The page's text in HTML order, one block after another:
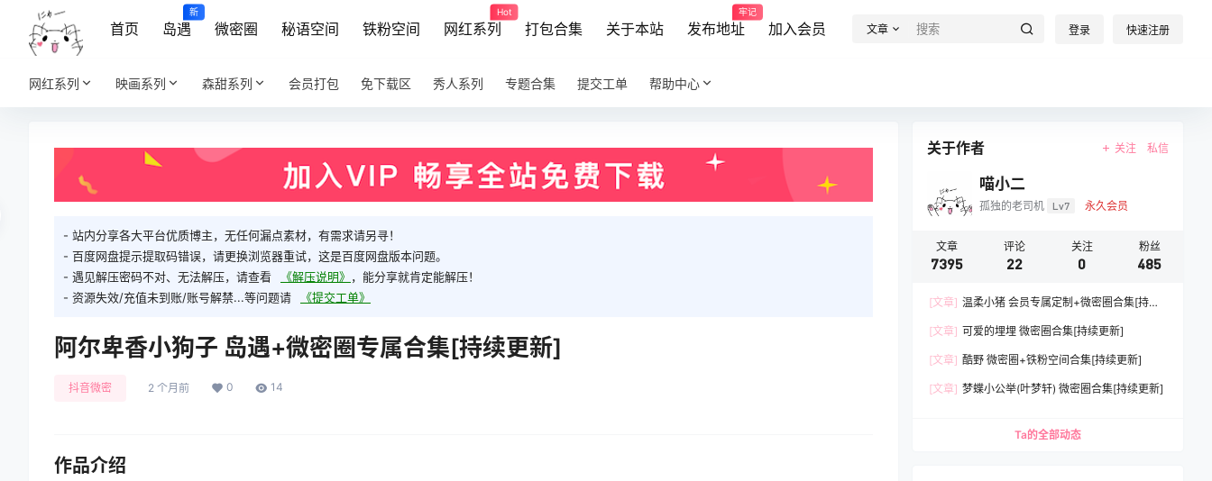
首页 岛遇
新
微密圈 秘语空间 铁粉空间 网红系列
Hot
打包合集 关于本站 发布地址
牢记
加入会员 文章 登录 快速注册
网红系列 映画系列 森甜系列 会员打包 免下载区 秀人系列 专题合集 提交工单 帮助中心
- 站内分享各大平台优质博主，无任何漏点素材，有需求请另寻！
- 百度网盘提示提取码错误，请更换浏览器重试，这是百度网盘版本问题。
- 遇见解压密码不对、无法解压，请查看
《解压说明》 ，能分享就肯定能解压！
- 资源失效/充值未到账/账号解禁...等问题请
《提交工单》
阿尔卑香小狗子 岛遇+微密圈专属合集[持续更新]
抖音微密 2 个月前 0 14
作品介绍
关于作者 关注 私信
喵小二
孤独的老司机 Lv7 永久会员
文章
7395
评论
22
关注
0
粉丝
485
[文章] 温柔小猪 会员专属定制+微密圈合集[持续
[文章] 可爱的埋埋 微密圈合集[持续更新]
[文章] 酷野 微密圈+铁粉空间合集[持续更新]
[文章] 梦蝶小公举(叶梦轩) 微密圈合集[持续更新]
Ta的全部动态